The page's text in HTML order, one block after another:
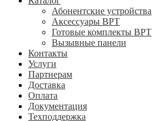
Абонентские устройства
Аксессуары BPT
Готовые комплекты BPT
Вызывные панели
Контакты
Услуги
Партнерам
Доставка
Оплата
Документация
Техподдержка